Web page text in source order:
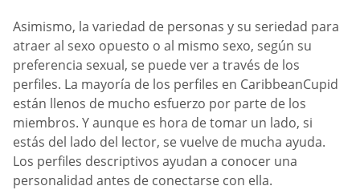
Asimismo, la variedad de personas y su seriedad para
atraer al sexo opuesto o al mismo sexo, según su
preferencia sexual, se puede ver a través de los
perfiles. La mayoría de los perfiles en CaribbeanCupid
están llenos de mucho esfuerzo por parte de los
miembros. Y aunque es hora de tomar un lado, si
estás del lado del lector, se vuelve de mucha ayuda.
Los perfiles descriptivos ayudan a conocer una
personalidad antes de conectarse con ella.